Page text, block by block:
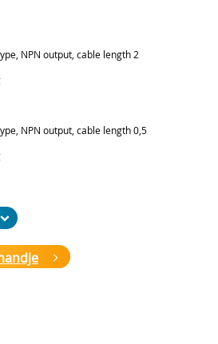
NPN output, cable length 2
NPN output, cable length 0,5
NPN output, cable length 5